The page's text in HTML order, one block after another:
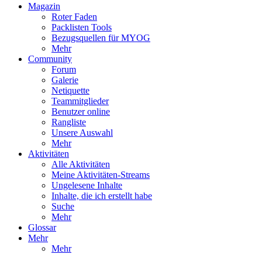
Magazin
Roter Faden
Packlisten Tools
Bezugsquellen für MYOG
Mehr
Community
Forum
Galerie
Netiquette
Teammitglieder
Benutzer online
Rangliste
Unsere Auswahl
Mehr
Aktivitäten
Alle Aktivitäten
Meine Aktivitäten-Streams
Ungelesene Inhalte
Inhalte, die ich erstellt habe
Suche
Mehr
Glossar
Mehr
Mehr